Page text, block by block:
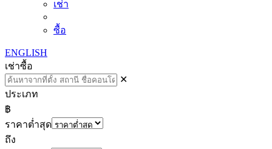
เช่า
ซื้อ
ENGLISH
เช่าซื้อ
✕
ประเภท
฿
ราคาต่ำสุด
ถึง